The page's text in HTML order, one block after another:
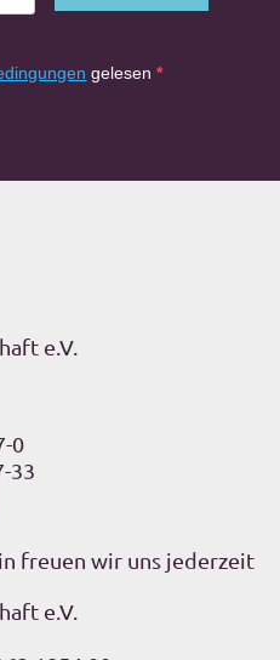
gelesen
e.V.
0
33
freuen wir uns jederzeit
e.V.